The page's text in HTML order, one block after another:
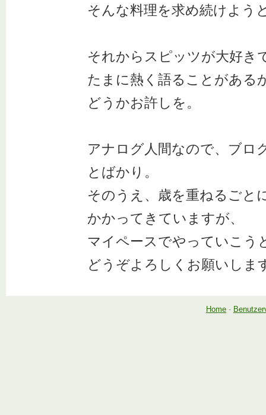
そんな料理を求め続けよう
それからスピッツが大好き
たまに熱く語ることがある
どうかお許しを。
アナログ人間なので、ブロ
とばかり。
そのうえ、歳を重ねるごと
かかってきていますが、
マイペースでやっていこう
どうぞよろしくお願いしま
Home -